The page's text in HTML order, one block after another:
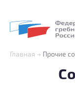
Главная Прочие